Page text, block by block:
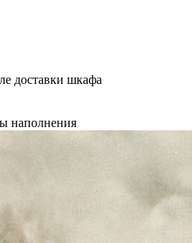
доставки шкафа
наполнения